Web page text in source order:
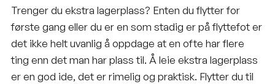
Trenger du ekstra lagerplass? Enten du flytter for
første gang eller du er en som stadig er på flyttefot er
det ikke helt uvanlig å oppdage at en ofte har flere
ting enn det man har plass til. Å leie ekstra lagerplass
er en god ide, det er rimelig og praktisk. Flytter du til